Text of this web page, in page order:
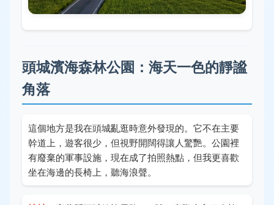
頭城濱海森林公園：海天一色的靜謐
角落
這個地方是我在頭城亂逛時意外發現的。它不在主要
幹道上，遊客很少，但視野開闊得讓人驚艷。公園裡
有廢棄的軍事設施，現在成了拍照熱點，但我更喜歡
坐在海邊的長椅上，聽海浪聲。